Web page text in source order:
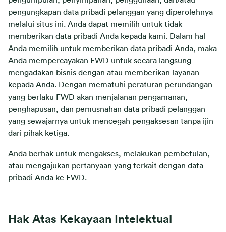
pengungkapan data pribadi pelanggan yang diperolehnya
melalui situs ini. Anda dapat memilih untuk tidak
memberikan data pribadi Anda kepada kami. Dalam hal
Anda memilih untuk memberikan data pribadi Anda, maka
Anda mempercayakan FWD untuk secara langsung
mengadakan bisnis dengan atau memberikan layanan
kepada Anda. Dengan mematuhi peraturan perundangan
yang berlaku FWD akan menjalanan pengamanan,
penghapusan, dan pemusnahan data pribadi pelanggan
yang sewajarnya untuk mencegah pengaksesan tanpa ijin
dari pihak ketiga.
Anda berhak untuk mengakses, melakukan pembetulan,
atau mengajukan pertanyaan yang terkait dengan data
pribadi Anda ke FWD.
Hak Atas Kekayaan Intelektual